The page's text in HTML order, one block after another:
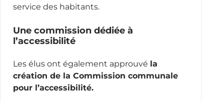
service des habitants.
Une commission dédiée à
l’accessibilité
Les élus ont également approuvé la
création de la Commission communale
pour l’accessibilité.